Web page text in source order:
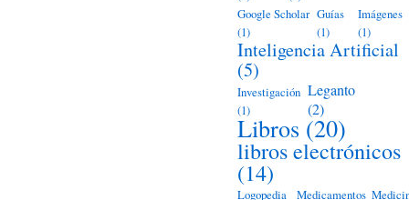
Google Scholar
(1)
Guías
(1)
Imágenes
(1)
Inteligencia Artificial
(5)
Investigación
(1)
Leganto
(2)
Libros (20)
libros electrónicos
(14)
Logopedia
Medicamentos